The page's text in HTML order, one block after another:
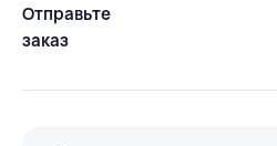
Отправьте
заказ